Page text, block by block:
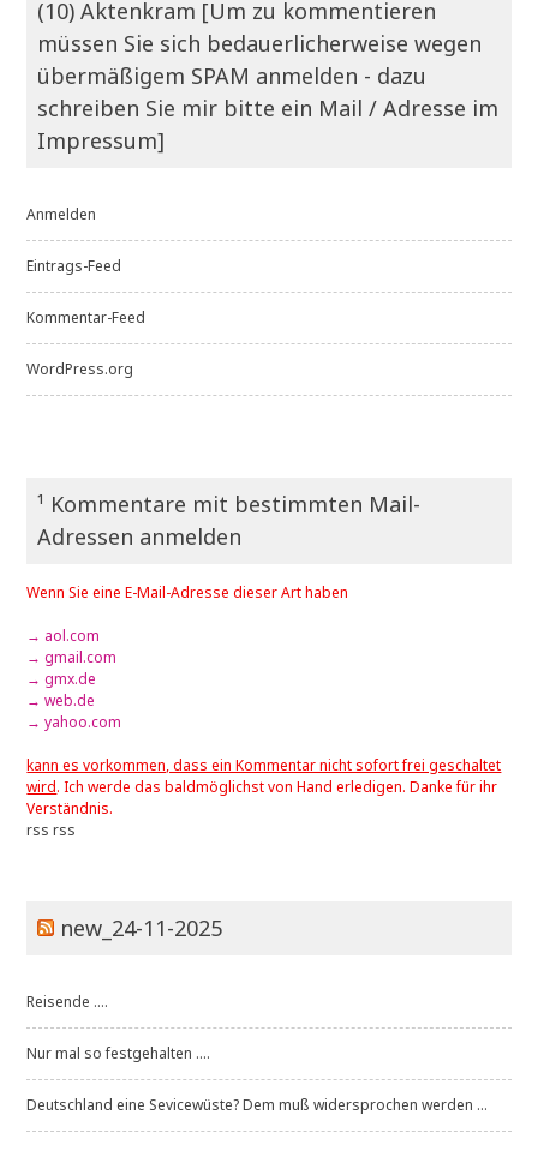
(10) Aktenkram [Um zu kommentieren
müssen Sie sich bedauerlicherweise wegen
übermäßigem SPAM anmelden - dazu
schreiben Sie mir bitte ein Mail / Adresse im
Impressum]
Anmelden
Eintrags-Feed
Kommentar-Feed
WordPress.org
¹ Kommentare mit bestimmten Mail-
Adressen anmelden
Wenn Sie eine E-Mail-Adresse dieser Art haben
→ aol.com
→ gmail.com
→ gmx.de
→ web.de
→ yahoo.com
kann es vorkommen, dass ein Kommentar nicht sofort frei geschaltet
wird. Ich werde das baldmöglichst von Hand erledigen. Danke für ihr
Verständnis.
rss rss
new_24-11-2025
Reisende ....
Nur mal so festgehalten ....
Deutschland eine Sevicewüste? Dem muß widersprochen werden ...